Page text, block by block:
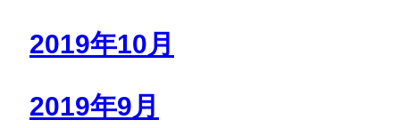
2019年10月
2019年9月